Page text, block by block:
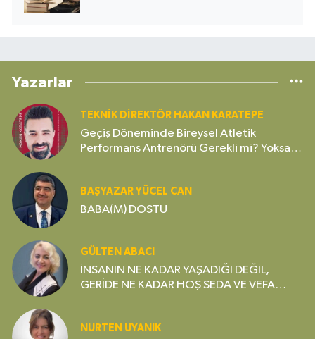
Yazarlar
TEKNIK DIREKTÖR HAKAN KARATEPE
Geçiş Döneminde Bireysel Atletik
Performans Antrenörü Gerekli mi? Yoksa
BAŞYAZAR YÜCEL CAN
BABA(M) DOSTU
GÜLTEN ABACI
İNSANIN NE KADAR YAŞADIĞI DEĞİL,
GERİDE NE KADAR HOŞ SEDA VE VEFA
NURTEN UYANIK